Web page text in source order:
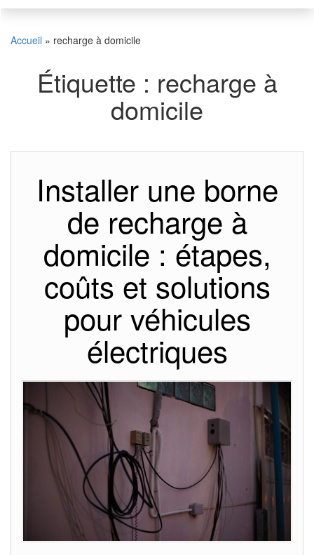
Accueil » recharge à domicile
Étiquette : recharge à
domicile
Installer une borne
de recharge à
domicile : étapes,
coûts et solutions
pour véhicules
électriques